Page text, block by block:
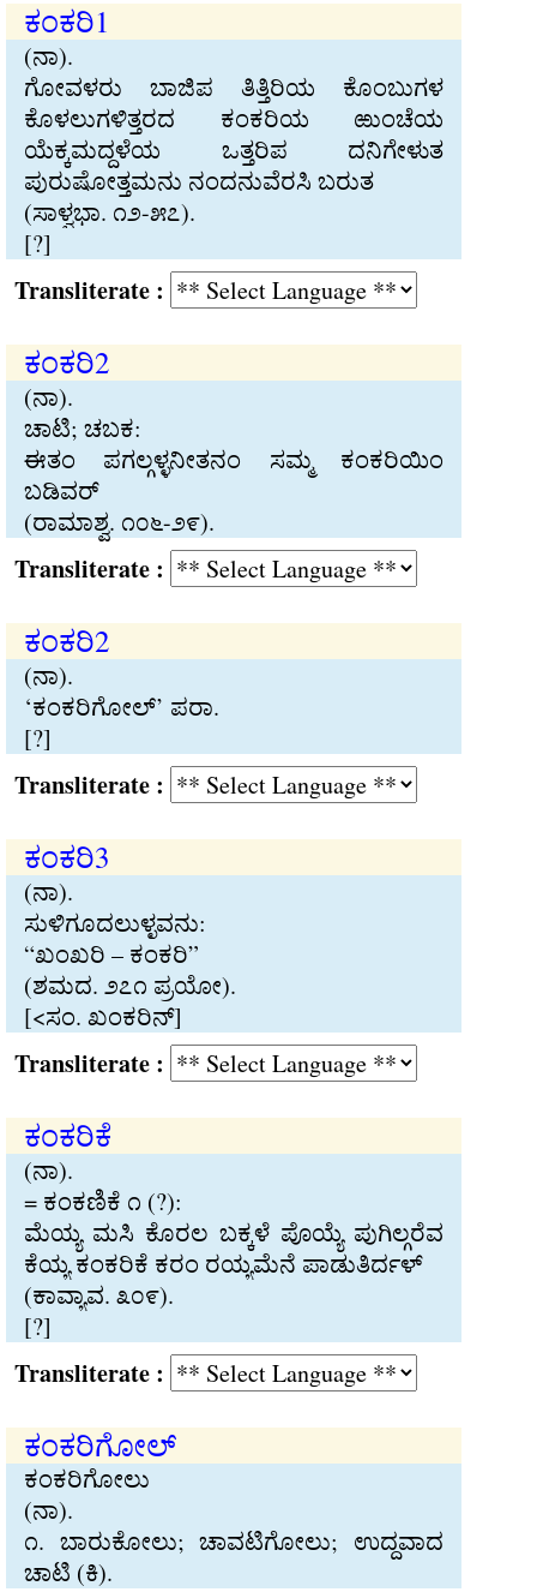
ಕಂಕರಿ1
(ನಾ).
ಗೋವಳರು ಬಾಜಿಪ ತಿತ‍್ತಿರಿಯ ಕೊಂಬುಗಳ
ಕೊಳಲುಗಳಿತ‍್ತರದ ಕಂಕರಿಯ ಱುಂಚೆಯ
ಯೆಕ‍್ಕಮದ‍್ದಳೆಯ ಒತ‍್ತರಿಪ ದನಿಗೇಳುತ
ಪುರುಷೋತ‍್ತಮನು ನಂದನುವೆರಸಿ ಬರುತ
(ಸಾಳ‍್ವಭಾ. ೧೨-೫೭).
[?]
:
ಕಂಕರಿ2
(ನಾ).
ಚಾಟಿ; ಚಬಕ:
ಈತಂ ಪಗಲ‍್ಗಳ‍್ಳನೀತನಂ ಸಮ‍್ಮ ಕಂಕರಿಯಿಂ
ಬಡಿವರ್
(ರಾಮಾಶ‍್ವ. ೧೦೬-೨೯).
:
ಕಂಕರಿ2
(ನಾ).
‘ಕಂಕರಿಗೋಲ್’ ಪರಾ.
[?]
:
ಕಂಕರಿ3
(ನಾ).
ಸುಳಿಗೂದಲುಳ‍್ಳವನು:
“ಖಂಖರಿ – ಕಂಕರಿ”
(ಶಮದ. ೨೭೧ ಪ‍್ರಯೋ).
[<ಸಂ. ಖಂಕರಿನ್]
:
ಕಂಕರಿಕೆ
(ನಾ).
= ಕಂಕಣಿಕೆ ೧ (?):
ಮೆಯ‍್ಯ ಮಸಿ ಕೊರಲ ಬಕ‍್ಕಳೆ ಪೊಯ‍್ಯೆ ಪುಗಿಲ‍್ಗರೆವ
ಕೆಯ‍್ಯ ಕಂಕರಿಕೆ ಕರಂ ರಯ‍್ಯಮೆನೆ ಪಾಡುತಿರ್ದಳ್
(ಕಾವ‍್ಯಾವ. ೩೦೯).
[?]
:
ಕಂಕರಿಗೋಲ್
ಕಂಕರಿಗೋಲು
(ನಾ).
೧. ಬಾರುಕೋಲು; ಚಾವಟಿಗೋಲು; ಉದ‍್ದವಾದ
ಚಾಟಿ (ಕಿ).